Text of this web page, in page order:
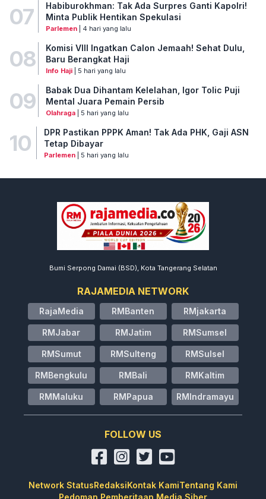
07
Habiburokhman: Tak Ada Surpres Ganti Kapolri!
Minta Publik Hentikan Spekulasi
Parlemen| 4 hari yang lalu
08
Komisi VIII Ingatkan Calon Jemaah! Sehat Dulu,
Baru Berangkat Haji
Info Haji| 5 hari yang lalu
09
Babak Dua Dihantam Kelelahan, Igor Tolic Puji
Mental Juara Pemain Persib
Olahraga| 5 hari yang lalu
10
DPR Pastikan PPPK Aman! Tak Ada PHK, Gaji ASN
Tetap Dibayar
Parlemen| 5 hari yang lalu
Bumi Serpong Damai (BSD), Kota Tangerang Selatan
RAJAMEDIA NETWORK
RajaMedia RMBanten RMjakarta
RMJabar RMJatim RMSumsel
RMSumut RMSulteng RMSulsel
RMBengkulu RMBali RMKaltim
RMMaluku RMPapua RMIndramayu
FOLLOW US
Network StatusRedaksiKontak KamiTentang Kami
Pedoman Pemberitaan Media Siber